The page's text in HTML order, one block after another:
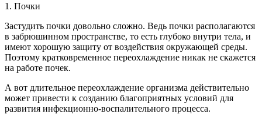
1. Почки
Застудить почки довольно сложно. Ведь почки располагаются
в забрюшинном пространстве, то есть глубоко внутри тела, и
имеют хорошую защиту от воздействия окружающей среды.
Поэтому кратковременное переохлаждение никак не скажется
на работе почек.
А вот длительное переохлаждение организма действительно
может привести к созданию благоприятных условий для
развития инфекционно-воспалительного процесса.